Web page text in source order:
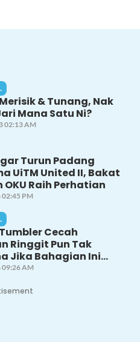
& Tunang, Nak
Mana Satu Ni?
02:13 AM
Turun Padang
UiTM United II, Bakat
OKU Raih Perhatian
02:45 PM
Cecah
Ringgit Pun Tak
Jika Bahagian Ini
Dengan Betul!
09:26 AM